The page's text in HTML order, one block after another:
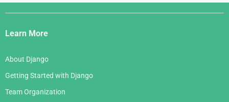
Django
Links
Learn More
About Django
Getting Started with Django
Team Organization